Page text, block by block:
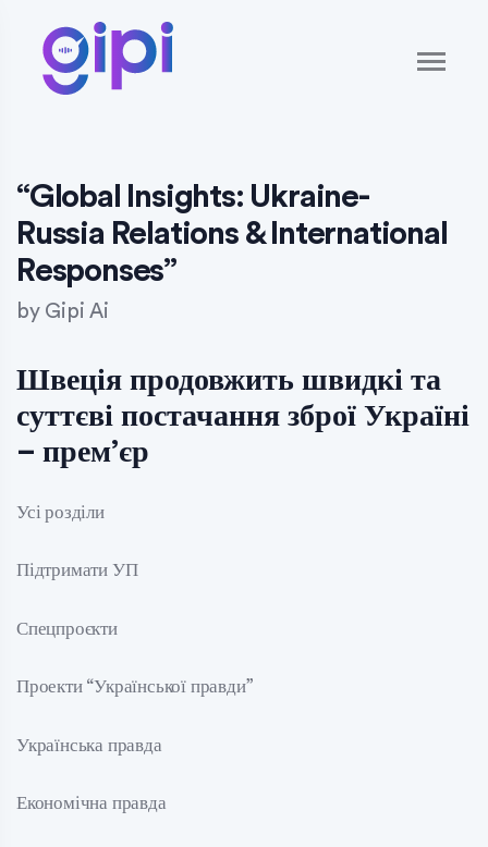
“Global Insights: Ukraine-
Russia Relations & International
Responses”
by Gipi Ai
Швеція продовжить швидкі та
суттєві постачання зброї Україні
– прем’єр
Усі розділи
Підтримати УП
Спецпроєкти
Проекти “Української правди”
Українська правда
Економічна правда